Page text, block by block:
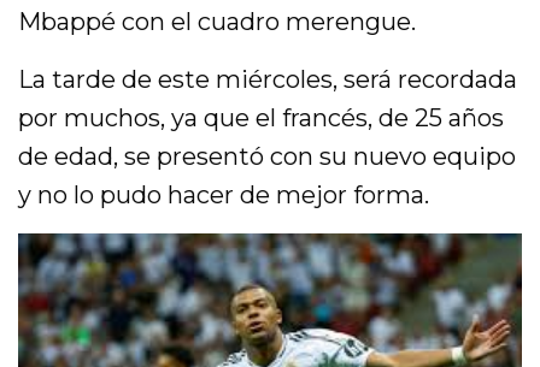
Mbappé con el cuadro merengue.
La tarde de este miércoles, será recordada
por muchos, ya que el francés, de 25 años
de edad, se presentó con su nuevo equipo
y no lo pudo hacer de mejor forma.